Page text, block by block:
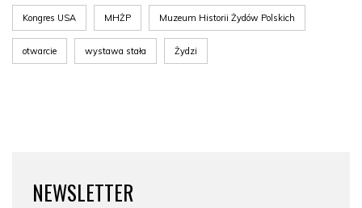
Kongres USA MHŻP Muzeum Historii Żydów Polskich
otwarcie wystawa stała Żydzi
NEWSLETTER